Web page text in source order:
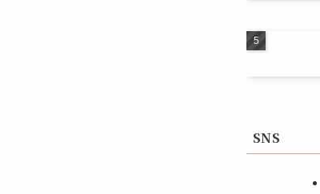
SNS